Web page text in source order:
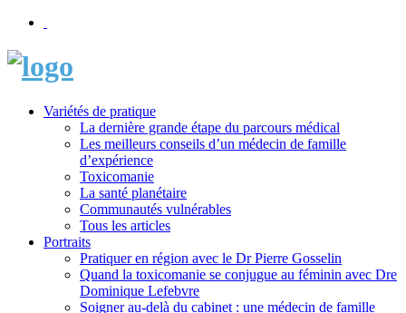
Variétés de pratique
La dernière grande étape du parcours médical
Les meilleurs conseils d’un médecin de famille
d’expérience
Toxicomanie
La santé planétaire
Communautés vulnérables
Tous les articles
Portraits
Pratiquer en région avec le Dr Pierre Gosselin
Quand la toxicomanie se conjugue au féminin avec Dre
Dominique Lefebvre
Soigner au-delà du cabinet : une médecin de famille